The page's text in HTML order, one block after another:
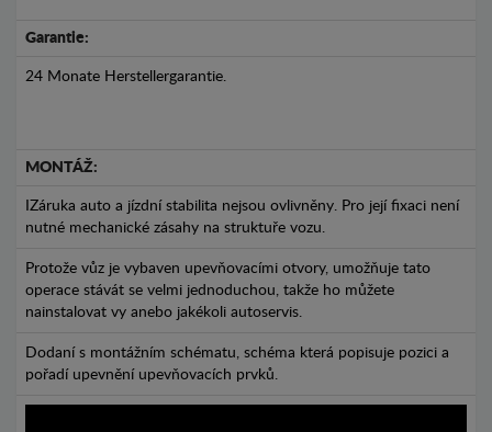
Garantie:
24 Monate Herstellergarantie.
MONTÁŽ:
IZáruka auto a jízdní stabilita nejsou ovlivněny. Pro její fixaci není
nutné mechanické zásahy na struktuře vozu.
Protože vůz je vybaven upevňovacími otvory, umožňuje tato
operace stávát se velmi jednoduchou, takže ho můžete
nainstalovat vy anebo jakékoli autoservis.
Dodaní s montážním schématu, schéma která popisuje pozici a
pořadí upevnění upevňovacích prvků.